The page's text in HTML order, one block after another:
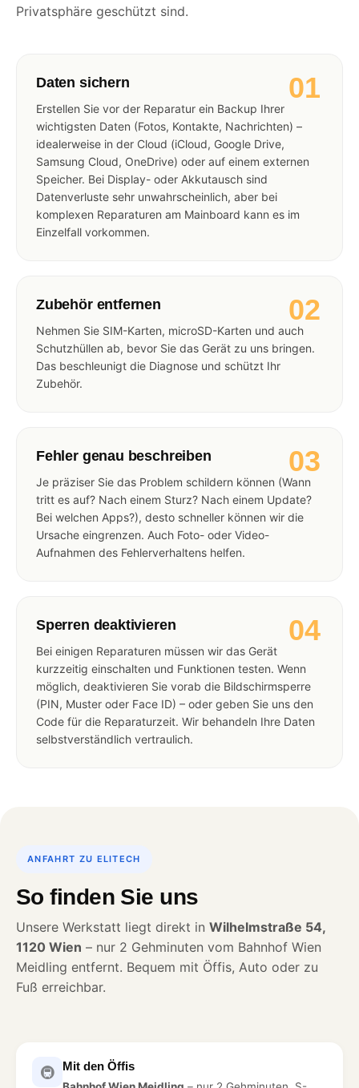
Privatsphäre geschützt sind.
01
Daten sichern
Erstellen Sie vor der Reparatur ein Backup Ihrer
wichtigsten Daten (Fotos, Kontakte, Nachrichten) –
idealerweise in der Cloud (iCloud, Google Drive,
Samsung Cloud, OneDrive) oder auf einem externen
Speicher. Bei Display- oder Akkutausch sind
Datenverluste sehr unwahrscheinlich, aber bei
komplexen Reparaturen am Mainboard kann es im
Einzelfall vorkommen.
02
Zubehör entfernen
Nehmen Sie SIM-Karten, microSD-Karten und auch
Schutzhüllen ab, bevor Sie das Gerät zu uns bringen.
Das beschleunigt die Diagnose und schützt Ihr
Zubehör.
03
Fehler genau beschreiben
Je präziser Sie das Problem schildern können (Wann
tritt es auf? Nach einem Sturz? Nach einem Update?
Bei welchen Apps?), desto schneller können wir die
Ursache eingrenzen. Auch Foto- oder Video-
Aufnahmen des Fehlerverhaltens helfen.
04
Sperren deaktivieren
Bei einigen Reparaturen müssen wir das Gerät
kurzzeitig einschalten und Funktionen testen. Wenn
möglich, deaktivieren Sie vorab die Bildschirmsperre
(PIN, Muster oder Face ID) – oder geben Sie uns den
Code für die Reparaturzeit. Wir behandeln Ihre Daten
selbstverständlich vertraulich.
ANFAHRT ZU ELITECH
So finden Sie uns
Unsere Werkstatt liegt direkt in Wilhelmstraße 54,
1120 Wien – nur 2 Gehminuten vom Bahnhof Wien
Meidling entfernt. Bequem mit Öffis, Auto oder zu
Fuß erreichbar.
🚇 Mit den Öffis